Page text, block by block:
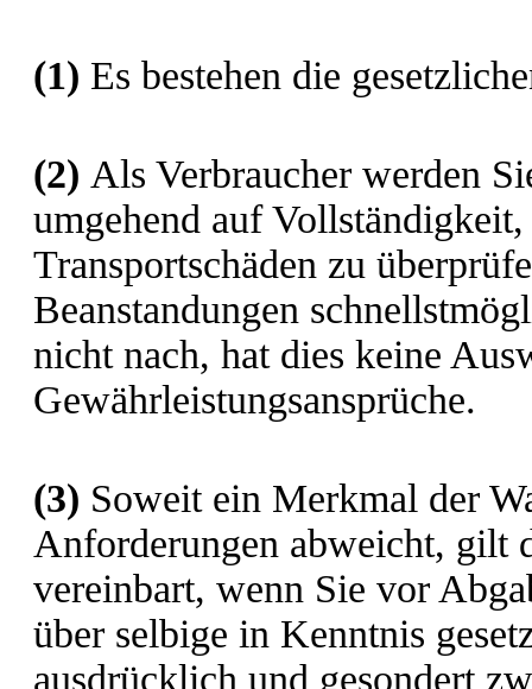
(1) Es bestehen die
(2) Als Verbraucher werden
umgehend auf
Transportschäden zu
Beanstandungen
nicht nach, hat dies keine
Gewährleistungsansprüche.
(3) Soweit ein Merkmal der
Anforderungen abweicht, gilt
vereinbart, wenn Sie vor
über selbige in Kenntnis
ausdrücklich und gesondert